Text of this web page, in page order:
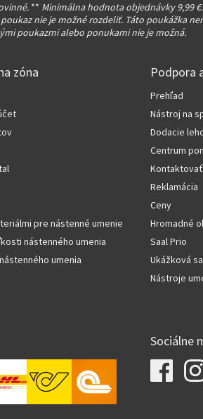
** Minimálna hodnota objednávky 9,99
nie je možné rozdeliť. Táto poukážka
poukazmi alebo ponukami nie je možná.
zóna
pre nástenné umenie
nástenného umenia
umenia
Podpora
Prehľad
Nástroj na
Dodacie
Centrum
Reklamácia
Ceny
Hromadné
Saal Prio
Ukážková
Nástroje
Sociálne